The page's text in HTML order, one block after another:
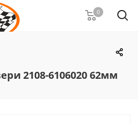
0
2108-6106020 62мм